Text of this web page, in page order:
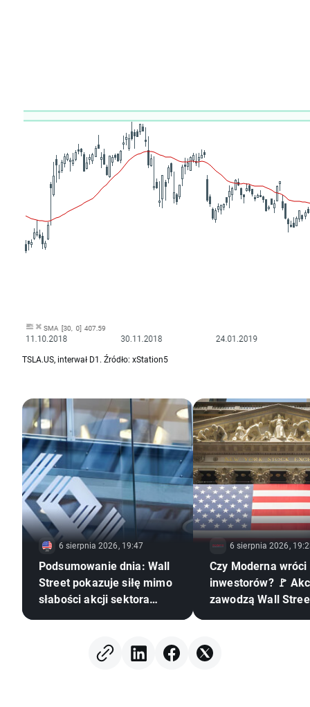
TSLA.US, interwał D1. Źródło: xStation5
6 sierpnia 2026, 19:47
Podsumowanie dnia: Wall
Street pokazuje siłę mimo
słabości akcji sektora
6 sierpnia 2026,
Czy Moderna wróci
inwestorów? 🚩 Akcje
zawodzą Wall